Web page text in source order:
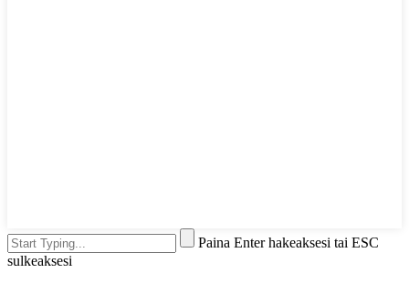
Paina Enter hakeaksesi tai ESC
sulkeaksesi